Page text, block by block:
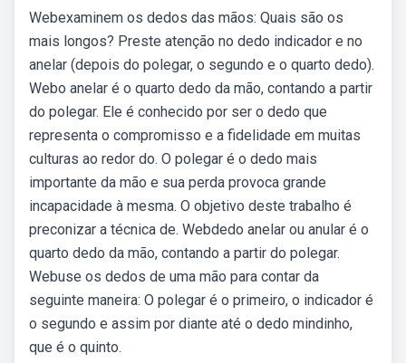
Webexaminem os dedos das mãos: Quais são os
mais longos? Preste atenção no dedo indicador e no
anelar (depois do polegar, o segundo e o quarto dedo).
Webo anelar é o quarto dedo da mão, contando a partir
do polegar. Ele é conhecido por ser o dedo que
representa o compromisso e a fidelidade em muitas
culturas ao redor do. O polegar é o dedo mais
importante da mão e sua perda provoca grande
incapacidade à mesma. O objetivo deste trabalho é
preconizar a técnica de. Webdedo anelar ou anular é o
quarto dedo da mão, contando a partir do polegar.
Webuse os dedos de uma mão para contar da
seguinte maneira: O polegar é o primeiro, o indicador é
o segundo e assim por diante até o dedo mindinho,
que é o quinto.